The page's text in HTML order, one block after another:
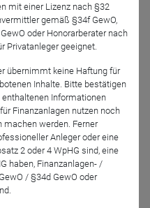
können, sich die
lassen möchten,
Sprache statt.
Webinar anmelden
mit einer Lizenz nach §32
gemäß §34f GewO,
oder Honorarberater nach
Privatanleger geeignet.
übernimmt keine Haftung für
Inhalte. Bitte bestätigen
Informationen
Finanzanlagen nutzen noch
machen werden. Ferner
Anleger oder eine
2 oder 4 WpHG sind, eine
haben, Finanzanlagen- /
/ §34d GewO oder